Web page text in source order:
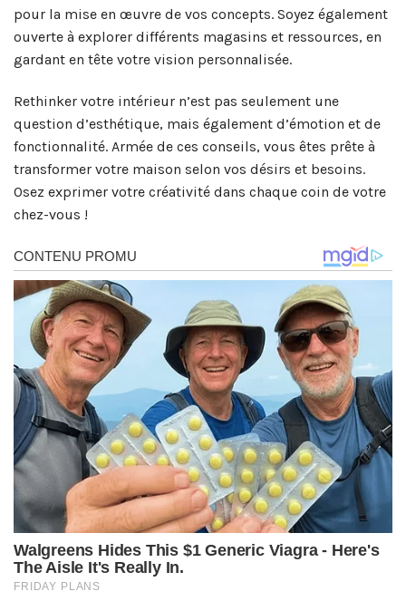
pour la mise en œuvre de vos concepts. Soyez également
ouverte à explorer différents magasins et ressources, en
gardant en tête votre vision personnalisée.
Rethinker votre intérieur n’est pas seulement une
question d’esthétique, mais également d’émotion et de
fonctionnalité. Armée de ces conseils, vous êtes prête à
transformer votre maison selon vos désirs et besoins.
Osez exprimer votre créativité dans chaque coin de votre
chez-vous !